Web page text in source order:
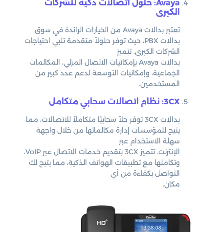
Avaya: حلول اتصالات ذكية للشركات
الكبرى
تعتبر بدالات Avaya من الخيارات الرائدة في سوق
بدالات PBX، حيث توفر حلولاً متقدمة تلبي احتياجات
الشركات الكبرى. تتميز
بدالات Avaya بإمكانيات الاتصال المرئي، المكالمات
الجماعية، وإمكانيات التوسعة لدعم عدد كبير من
المستخدمين.
3CX: نظام اتصالات سحابي متكامل
بدالات 3CX توفر حلاً سحابيًا متكاملاً للاتصالات، مما
يتيح للمؤسسات إدارة مكالماتها من خلال واجهة
سهلة الاستخدام عبر
الإنترنت. تتميز 3CX بتقديم خدمات الاتصال عبر VoIP،
وتكاملها مع تطبيقات الهواتف الذكية، مما يتيح لك
التواصل بكفاءة من أي
مكان.